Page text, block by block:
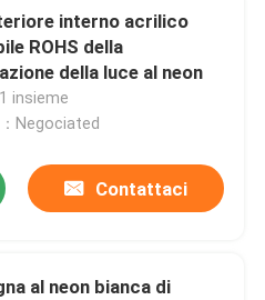
interno acrilico
ROHS della
della luce al neon
insieme
Negociated
Contattaci
al neon bianca di